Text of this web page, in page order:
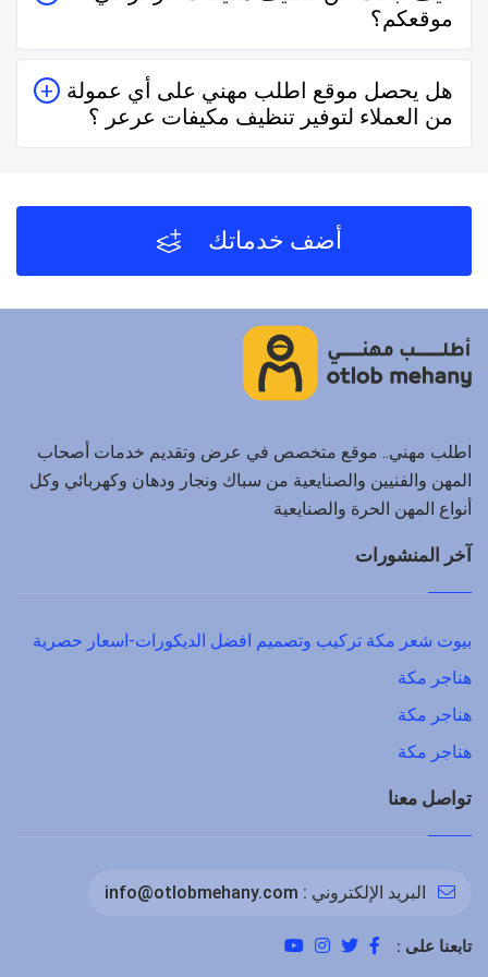
حقيقيين وهذا يدل على جودة الخدمة.
موقعكم؟
يُمكنك البحث عن تنظيف مكيفات عرعر في موقعنا من
خلال تحديد المنطقة ثم تحديد المهنة وإختيار الفني الأقرب
إليك والأفضل تقييماً فموقع اطلب مهني يعتمد على تقييم
الفنيين والشركات من خلال العملاء بعد كل زيارة لهم.
هل يحصل موقع اطلب مهني على أي عمولة
من العملاء لتوفير تنظيف مكيفات عرعر ؟
أضف خدماتك
اطلب مهني.. موقع متخصص في عرض وتقديم خدمات أصحاب
المهن والفنيين والصنايعية من سباك ونجار ودهان وكهربائي وكل
أنواع المهن الحرة والصنايعية
آخر المنشورات
بيوت شعر مكة تركيب وتصميم افضل الديكورات-اسعار حصرية
هناجر مكة
هناجر مكة
هناجر مكة
تواصل معنا
البريد الإلكتروني : info@otlobmehany.com
تابعنا على :